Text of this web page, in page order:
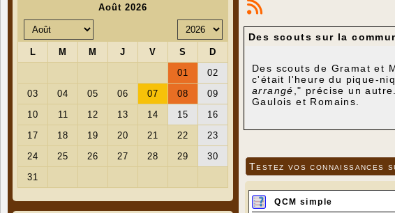
Des scouts sur la
Des scouts de Gramat et
c'était l'heure du pique-
arrangé ," précise un
Gaulois et Romains.
Testez vos connaissances
QCM simple